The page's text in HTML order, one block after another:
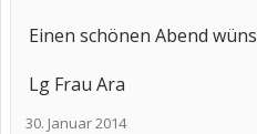
Einen schönen Abend
Lg Frau Ara
30. Januar 2014